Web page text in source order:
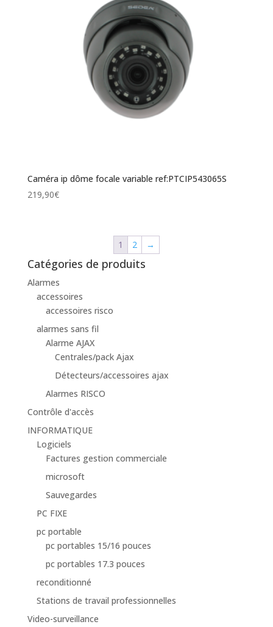
Caméra ip dôme focale variable ref:PTCIP543065S
219,90€
1 2 →
Catégories de produits
Alarmes
accessoires
accessoires risco
alarmes sans fil
Alarme AJAX
Centrales/pack Ajax
Détecteurs/accessoires ajax
Alarmes RISCO
Contrôle d'accès
INFORMATIQUE
Logiciels
Factures gestion commerciale
microsoft
Sauvegardes
PC FIXE
pc portable
pc portables 15/16 pouces
pc portables 17.3 pouces
reconditionné
Stations de travail professionnelles
Video-surveillance